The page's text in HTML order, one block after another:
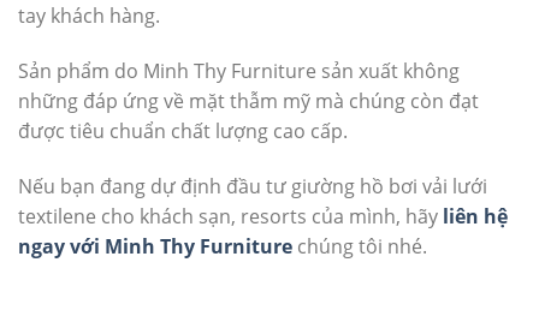
tay khách hàng.
Sản phẩm do Minh Thy Furniture sản xuất không
những đáp ứng về mặt thẫm mỹ mà chúng còn đạt
được tiêu chuẩn chất lượng cao cấp.
Nếu bạn đang dự định đầu tư giường hồ bơi vải lưới
textilene cho khách sạn, resorts của mình, hãy liên hệ
ngay với Minh Thy Furniture chúng tôi nhé.